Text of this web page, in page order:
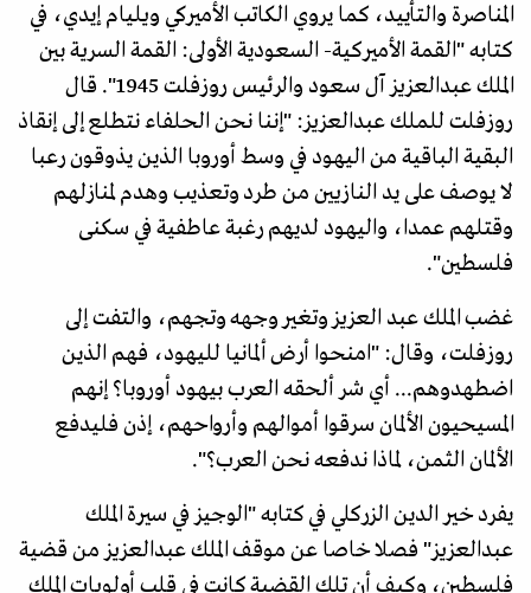
المناصرة والتأييد، كما يروي الكاتب الأميركي ويليام إيدي، في
كتابه "القمة الأميركية- السعودية الأولى: القمة السرية بين
الملك عبدالعزيز آل سعود والرئيس روزفلت 1945". قال
روزفلت للملك عبدالعزيز: "إننا نحن الحلفاء نتطلع إلى إنقاذ
البقية الباقية من اليهود في وسط أوروبا الذين يذوقون رعبا
لا يوصف على يد النازيين من طرد وتعذيب وهدم لمنازلهم
وقتلهم عمدا، واليهود لديهم رغبة عاطفية في سكنى
فلسطين".
غضب الملك عبد العزيز وتغير وجهه وتجهم، والتفت إلى
روزفلت، وقال: "امنحوا أرض ألمانيا لليهود، فهم الذين
اضطهدوهم... أي شر ألحقه العرب بيهود أوروبا؟ إنهم
المسيحيون الألمان سرقوا أموالهم وأرواحهم، إذن فليدفع
الألمان الثمن، لماذا ندفعه نحن العرب؟".
يفرد خير الدين الزركلي في كتابه "الوجيز في سيرة الملك
عبدالعزيز" فصلا خاصا عن موقف الملك عبدالعزيز من قضية
فلسطين، وكيف أن تلك القضية كانت في قلب أولويات الملك